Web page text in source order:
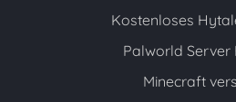
Kostenloses
Palworld Server
Minecraft